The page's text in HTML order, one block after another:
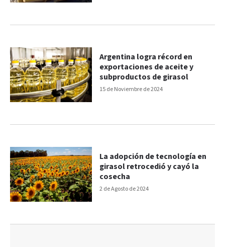
15 de Noviembre de 2024
Argentina logra récord en
exportaciones de aceite y
subproductos de girasol
2 de Agosto de 2024
La adopción de tecnología en
girasol retrocedió y cayó la
cosecha